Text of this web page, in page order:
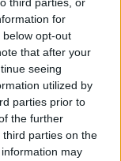
for
opt-out
that after your
seeing
utilized by
parties prior to
the further
parties on the
may